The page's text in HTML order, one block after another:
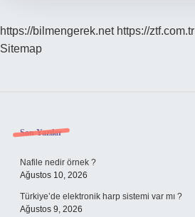
https://bilmengerek.net https://ztf.com.tr
Sitemap
Sidebar
Son Yazılar
Nafile nedir örnek ?
Ağustos 10, 2026
Türkiye’de elektronik harp sistemi var mı ?
Ağustos 9, 2026